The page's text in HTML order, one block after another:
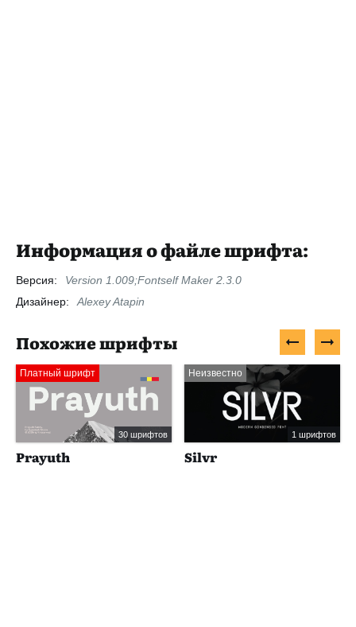
Информация о файле шрифта:
Версия:
Version 1.009;Fontself Maker 2.3.0
Дизайнер:
Alexey Atapin
Похожие шрифты
Платный шрифт
30 шрифтов
Prayuth
Неизвестно
1 шрифтов
Silvr